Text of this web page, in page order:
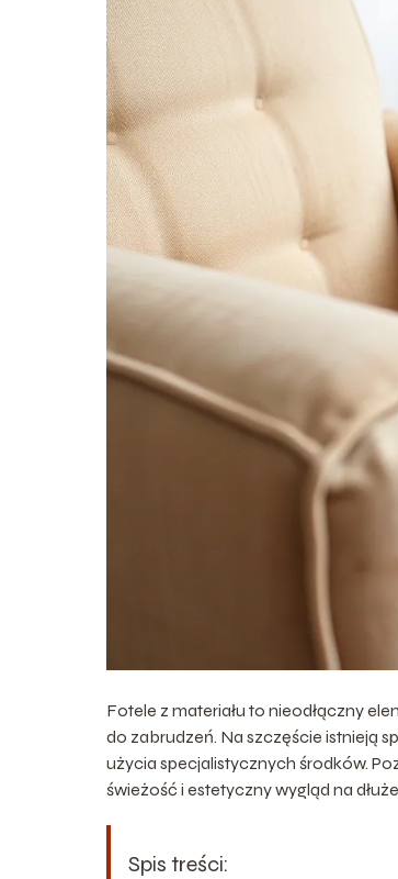
Fotele z materiału to nieodłączny
do zabrudzeń. Na szczęście istnieją
użycia specjalistycznych środków.
świeżość i estetyczny wygląd na
Spis treści: